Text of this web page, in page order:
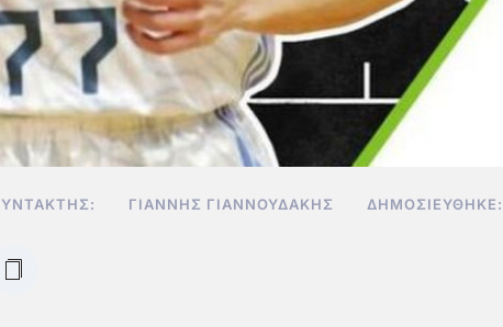
ΓΙΆΝΝΗΣ ΓΙΑΝΝΟΥΔΆΚΗΣ ΔΗΜΟΣΙΕΎΘΗΚΕ: